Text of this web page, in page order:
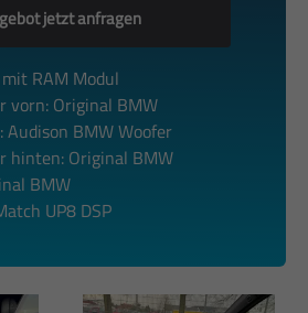
jetzt anfragen
RAM Modul
vorn: Original BMW
Audison BMW Woofer
hinten: Original BMW
BMW
UP8 DSP